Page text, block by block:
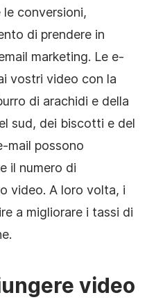
conversioni,
di prendere in
marketing. Le e-
vostri video con la
di arachidi e della
sud, dei biscotti e del
mail possono
il numero di
video. A loro volta, i
a migliorare i tassi di
video